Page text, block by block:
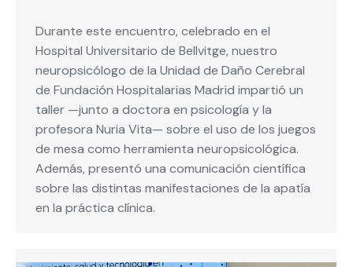
Durante este encuentro, celebrado en el
Hospital Universitario de Bellvitge, nuestro
neuropsicólogo de la Unidad de Daño Cerebral
de Fundación Hospitalarias Madrid impartió un
taller —junto a doctora en psicología y la
profesora Nuria Vita— sobre el uso de los juegos
de mesa como herramienta neuropsicológica.
Además, presentó una comunicación científica
sobre las distintas manifestaciones de la apatía
en la práctica clínica.